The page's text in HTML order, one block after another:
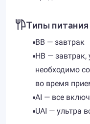
Типы питания
BB — завтрак
HB —
необходимо
во время
AI — все
UAI — ультра